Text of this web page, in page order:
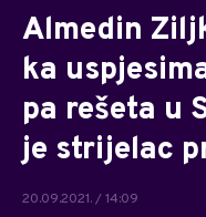
Almedin
ka
pa rešeta u
je strijelac
20.09.2021. / 14:09